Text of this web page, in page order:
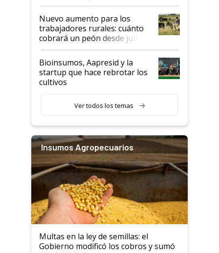
Nuevo aumento para los
trabajadores rurales: cuánto
cobrará un peón desde julio
Bioinsumos, Aapresid y la
startup que hace rebrotar los
cultivos
Ver todos los temas
Insumos Agropecuarios
Multas en la ley de semillas: el
Gobierno modificó los cobros y sumó